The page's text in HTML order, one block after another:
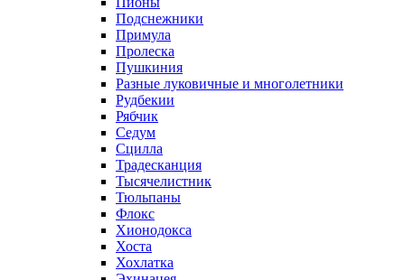
Подснежники
Примула
Пролеска
Пушкиния
Разные луковичные и многолетники
Рудбекии
Рябчик
Седум
Сцилла
Традесканция
Тысячелистник
Тюльпаны
Флокс
Хионодокса
Хоста
Хохлатка